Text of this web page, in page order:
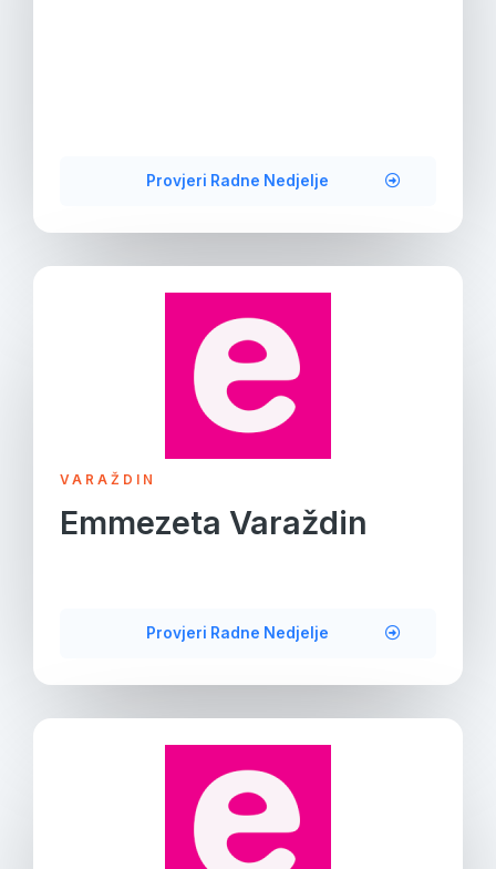
Provjeri Radne Nedjelje
VARAŽDIN
Emmezeta Varaždin
Provjeri Radne Nedjelje